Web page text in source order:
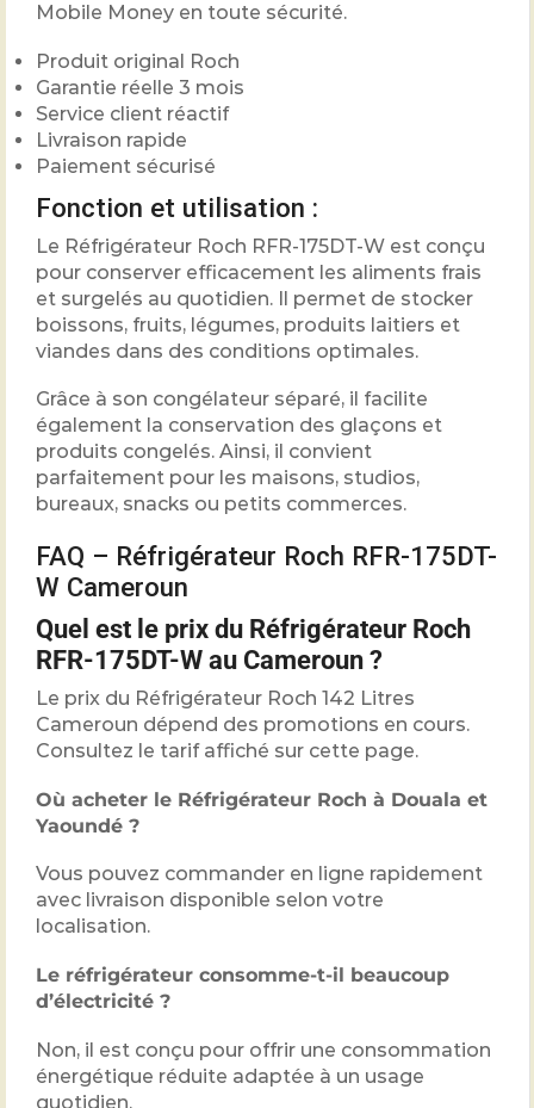
Mobile Money en toute sécurité.
Produit original Roch
Garantie réelle 3 mois
Service client réactif
Livraison rapide
Paiement sécurisé
Fonction et utilisation :
Le Réfrigérateur Roch RFR-175DT-W est conçu
pour conserver efficacement les aliments frais
et surgelés au quotidien. Il permet de stocker
boissons, fruits, légumes, produits laitiers et
viandes dans des conditions optimales.
Grâce à son congélateur séparé, il facilite
également la conservation des glaçons et
produits congelés. Ainsi, il convient
parfaitement pour les maisons, studios,
bureaux, snacks ou petits commerces.
FAQ – Réfrigérateur Roch RFR-175DT-
W Cameroun
Quel est le prix du Réfrigérateur Roch
RFR-175DT-W au Cameroun ?
Le prix du Réfrigérateur Roch 142 Litres
Cameroun dépend des promotions en cours.
Consultez le tarif affiché sur cette page.
Où acheter le Réfrigérateur Roch à Douala et
Yaoundé ?
Vous pouvez commander en ligne rapidement
avec livraison disponible selon votre
localisation.
Le réfrigérateur consomme-t-il beaucoup
d’électricité ?
Non, il est conçu pour offrir une consommation
énergétique réduite adaptée à un usage
quotidien.